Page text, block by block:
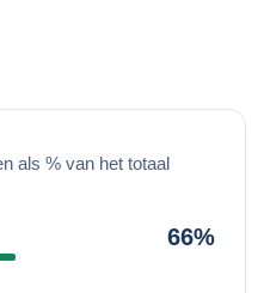
als % van het totaal
66%